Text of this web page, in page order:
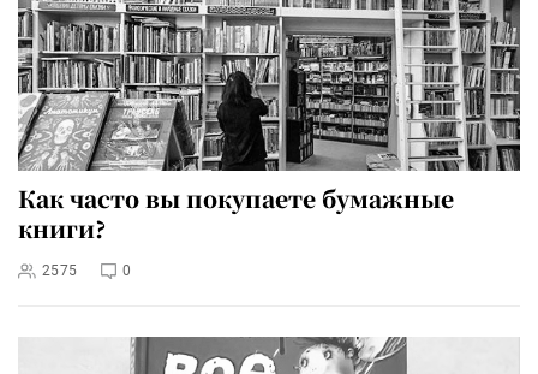
Как часто вы покупаете бумажные
книги?
2575 0